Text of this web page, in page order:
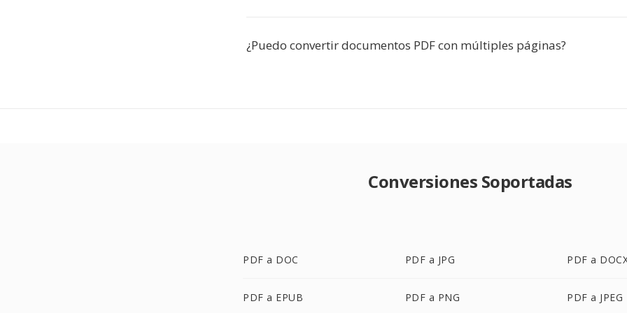
¿Puedo convertir documentos PDF con múltiples páginas?
Conversiones Soportadas
PDF a DOC PDF a JPG PDF a
PDF a EPUB PDF a PNG PDF a JPEG